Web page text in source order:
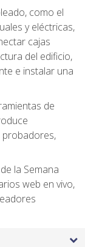
como el
y eléctricas,
cajas
del edificio,
e instalar una
de
probadores,
la Semana
web en vivo,